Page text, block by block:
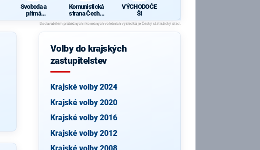
Svoboda a
přímá
demokracie
(SPD)
Komunistická
strana Čech a
Moravy
VÝCHODOČE
ŠI
Volby do krajských
zastupitelstev
Krajské volby 2024
Krajské volby 2020
Krajské volby 2016
Krajské volby 2012